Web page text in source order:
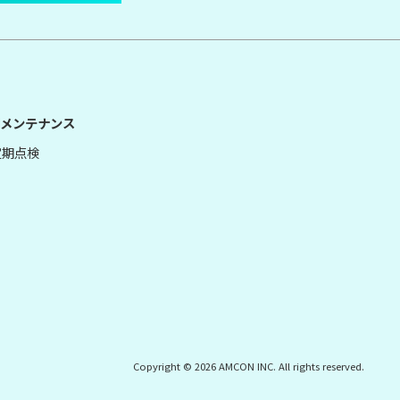
ンテナンス
点検
Copyright © 2026 AMCON INC. All rights reserved.